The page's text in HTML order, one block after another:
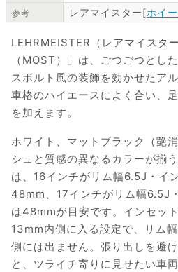
参考 レアマイスター[ホイ
LEHRMEISTER（レアマイスタ
（MOST）」は、ごつごつとし
スボルト風の装飾を効かせたア
車格のハイエースによく合い、
を加えます。
ホワイト、マットブラック（艶
シュと質感の異なるカラーが揃
は、16インチがリム幅6.5J・イ
48mm、17インチがリム幅6.5J
は48mmが目安です。インセッ
13mm内側に入る設定で、リム
側には出ません。張り出しを避
と、ツライチ寄りに見せたい車